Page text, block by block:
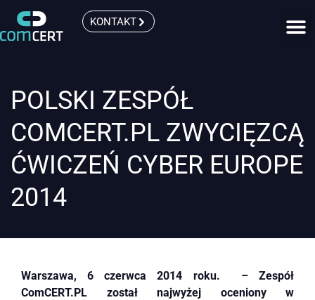
KONTAKT
POLSKI ZESPÓŁ
COMCERT.PL ZWYCIĘZCĄ
ĆWICZEŃ CYBER EUROPE
2014
Warszawa, 6 czerwca 2014 roku. – Zespół
ComCERT.PL został najwyżej oceniony w